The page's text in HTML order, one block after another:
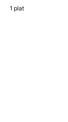
1 plat